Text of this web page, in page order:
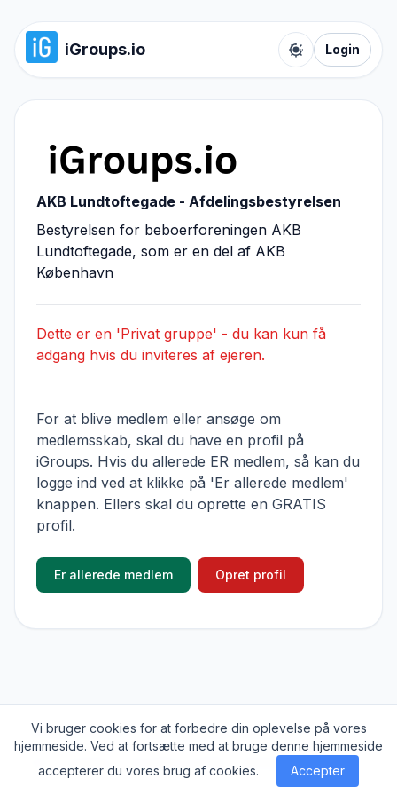
iGroups.io
Toggle color
Login
AKB Lundtoftegade - Afdelingsbestyrelsen
Bestyrelsen for beboerforeningen AKB
Lundtoftegade, som er en del af AKB
København
Dette er en 'Privat gruppe' - du kan kun få
adgang hvis du inviteres af ejeren.
For at blive medlem eller ansøge om
medlemsskab, skal du have en profil på
iGroups. Hvis du allerede ER medlem, så kan du
logge ind ved at klikke på 'Er allerede medlem'
knappen. Ellers skal du oprette en GRATIS
profil.
Er allerede medlem Opret profil
© 2026iGroups.io . Alle rettigheder forbeholdes
Cookies Privatlivs politik Kontakt
Vi bruger cookies for at forbedre din oplevelse på vores
hjemmeside. Ved at fortsætte med at bruge denne hjemmeside
accepterer du vores brug af cookies.
Accepter